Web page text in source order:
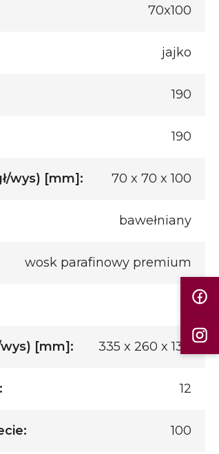
70x100
jajko
190
190
wys) [mm]: 70 x 70 x 100
bawełniany
wosk parafinowy premium
21
[mm]: 335 x 260 x 130
12
100